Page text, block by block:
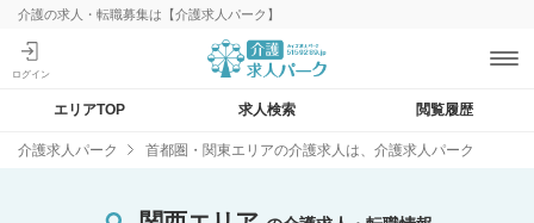
介護の求人・転職募集は【介護求人パーク】
エリアTOP 求人検索 閲覧履歴
介護求人パーク 首都圏・関東エリアの介護求人は、介護求人パーク